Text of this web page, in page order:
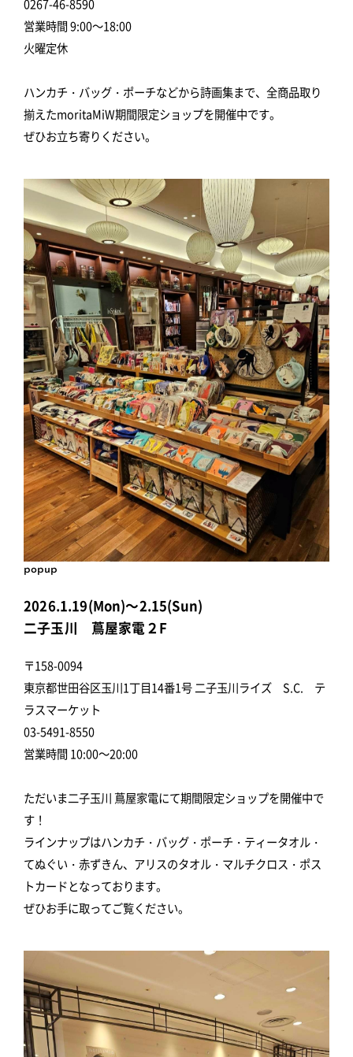
0267-46-8590
営業時間 9:00～18:00
火曜定休
ハンカチ・バッグ・ポーチなどから詩画集まで、全商品取り
揃えたmoritaMiW期間限定ショップを開催中です。
ぜひお立ち寄りください。
popup
2026.1.19(Mon)～2.15(Sun)
二子玉川 蔦屋家電２F
〒158-0094
東京都世田谷区玉川1丁目14番1号 二子玉川ライズ S.C. テ
ラスマーケット
03-5491-8550
営業時間 10:00～20:00
ただいま二子玉川 蔦屋家電にて期間限定ショップを開催中で
す！
ラインナップはハンカチ・バッグ・ポーチ・ティータオル・
てぬぐい・赤ずきん、アリスのタオル・マルチクロス・ポス
トカードとなっております。
ぜひお手に取ってご覧ください。